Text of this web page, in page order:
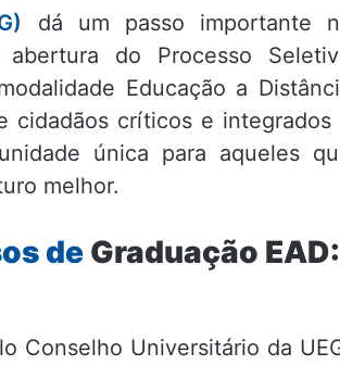
dá um passo importante
do Processo
Educação a
cidadãos críticos e integrados
única para aqueles
melhor.
de Graduação EAD:
Conselho Universitário da